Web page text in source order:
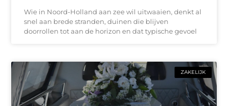
Wie in Noord-Holland aan zee wil uitwaaien, denkt al
snel aan brede stranden, duinen die blijven
doorrollen tot aan de horizon en dat typische gevoel
ZAKELIJK